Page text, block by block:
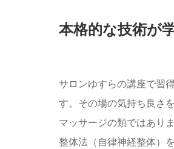
本格的な技術が
サロンゆすらの講座で習
す。その場の気持ち良さ
マッサージの類ではあり
整体法（自律神経整体）